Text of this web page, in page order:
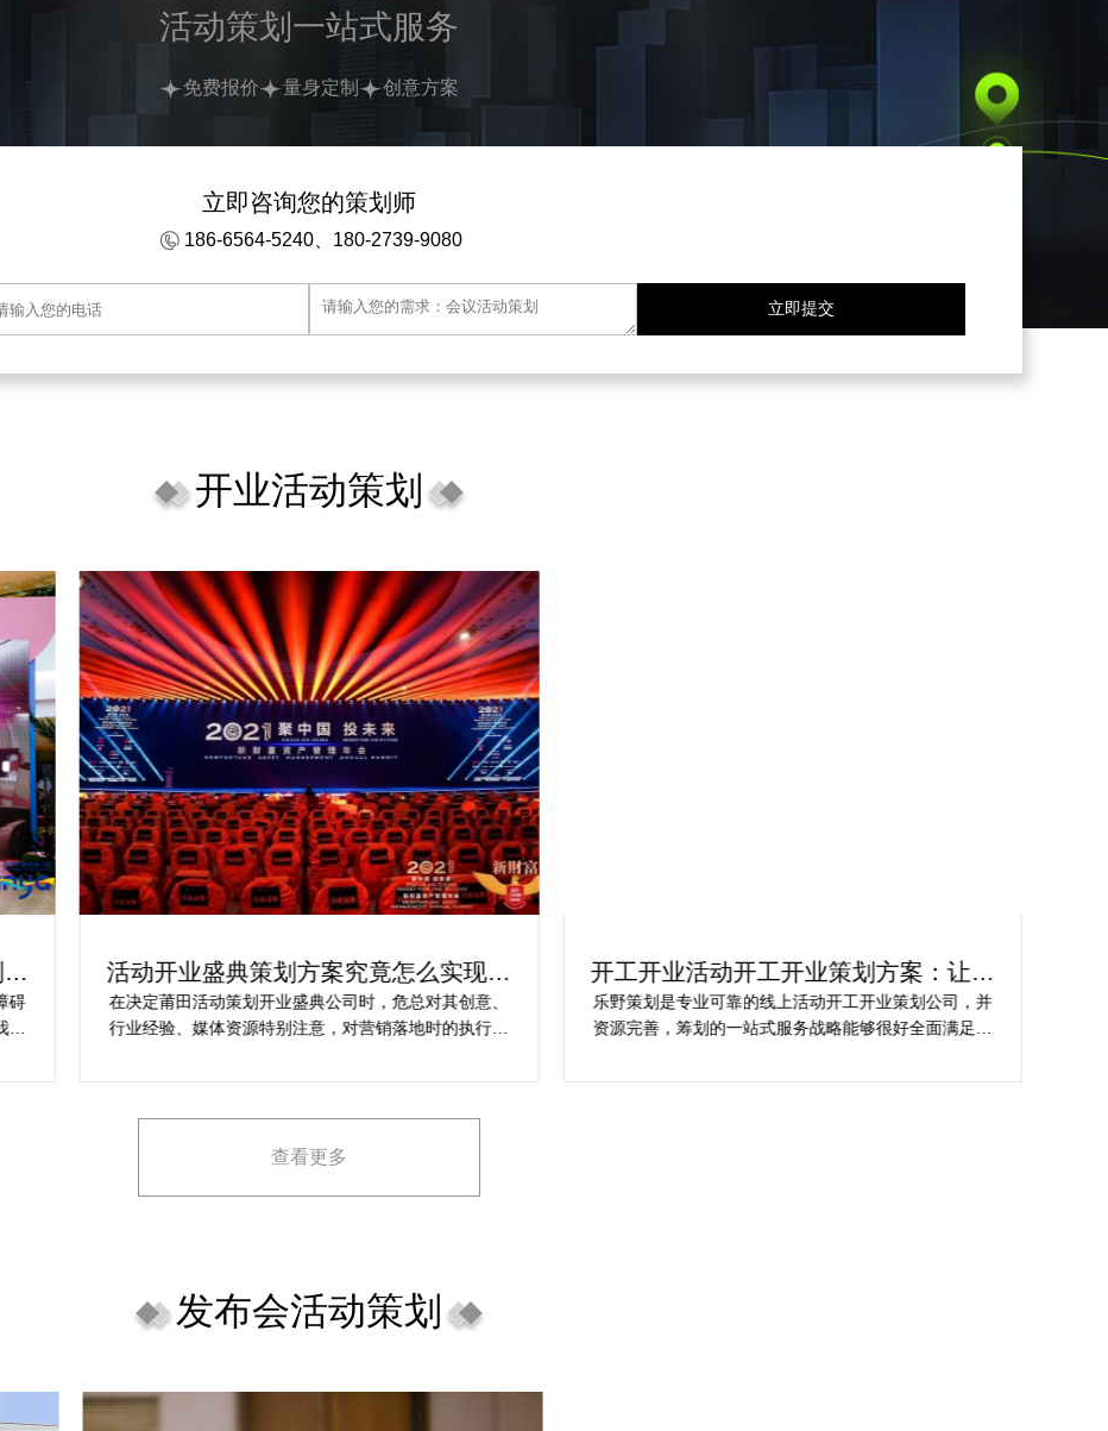
活动策划一站式服务
免费报价 量身定制 创意方案
立即咨询您的策划师
186-6564-5240、180-2739-9080
开业活动策划
碍
乐
活动开业盛典策划方案究竟怎么实现梦
想活动
在决定莆田活动策划开业盛典公司时，危总对其创意、
行业经验、媒体资源特别注意，对营销落地时的执行一
理念理解不足，导致宣传方案不匹配。
开工开业活动开工开业策划方案：让你
的活动与众不同
乐野策划是专业可靠的线上活动开工开业策划公司，并
资源完善，筹划的一站式服务战略能够很好全面满足我
场开工开业活动策划，预备推荐给须要寻觅线上活动开
查看更多
发布会活动策划